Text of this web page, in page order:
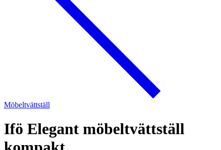
Möbeltvättställ
Ifö Elegant möbeltvättställ